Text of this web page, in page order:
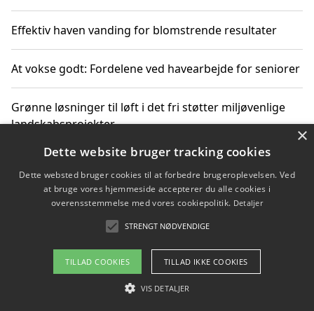
Effektiv haven vanding for blomstrende resultater
At vokse godt: Fordelene ved havearbejde for seniorer
Grønne løsninger til løft i det fri støtter miljøvenlige
landskabsprojekter
Gør haven til et frirum for familien og naturen
Copyright 2026 - Pilanto Aps
Om / kontakt
Blog Betingelser
×
Dette website bruger tracking cookies
Dette websted bruger cookies til at forbedre brugeroplevelsen. Ved
at bruge vores hjemmeside accepterer du alle cookies i
overensstemmelse med vores cookiepolitik. Detaljer
STRENGT NØDVENDIGE
TILLAD COOKIES TILLAD IKKE COOKIES
VIS DETALJER